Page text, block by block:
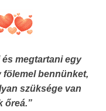
megtartani egy
fölemel bennünket,
szüksége van
őreá.”